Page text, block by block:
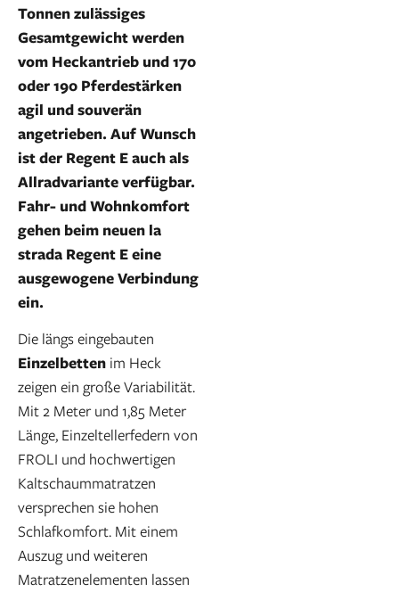
Tonnen zulässiges
Gesamtgewicht werden
vom Heckantrieb und 170
oder 190 Pferdestärken
agil und souverän
angetrieben. Auf Wunsch
ist der Regent E auch als
Allradvariante verfügbar.
Fahr- und Wohnkomfort
gehen beim neuen la
strada Regent E eine
ausgewogene Verbindung
ein.
Die längs eingebauten
Einzelbetten im Heck
zeigen ein große Variabilität.
Mit 2 Meter und 1,85 Meter
Länge, Einzeltellerfedern von
FROLI und hochwertigen
Kaltschaummatratzen
versprechen sie hohen
Schlafkomfort. Mit einem
Auszug und weiteren
Matratzenelementen lassen